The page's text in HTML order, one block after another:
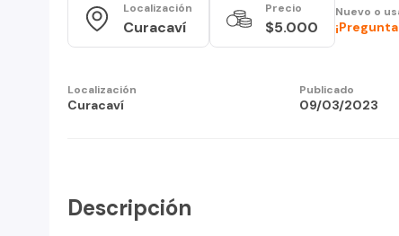
Localización
Curacaví
Precio
$5.000
Nuevo o
Localización
Curacaví
Publicado
09/03/2023
Descripción